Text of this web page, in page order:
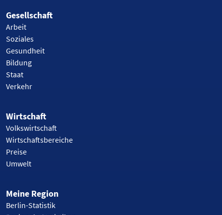
Gesellschaft
Arbeit
Soziales
Gesundheit
Bildung
Staat
Verkehr
Wirtschaft
Volkswirtschaft
Wirtschaftsbereiche
Preise
Umwelt
Meine Region
Berlin-Statistik